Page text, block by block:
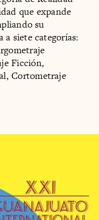
que expande
su
a siete categorías:
Ficción,
Cortometraje